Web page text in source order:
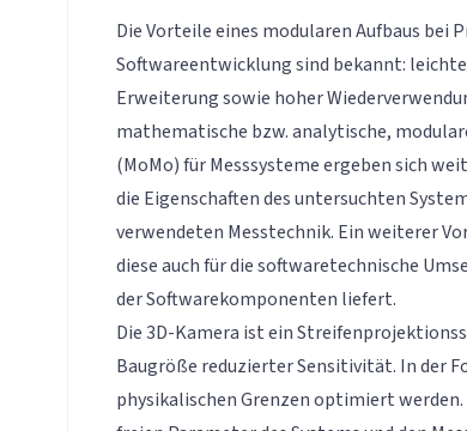
Die Vorteile eines modularen Aufbaus bei
Softwareentwicklung sind bekannt:
Erweiterung sowie hoher
mathematische bzw. analytische,
(MoMo) für Messsysteme ergeben sich
die Eigenschaften des untersuchten
verwendeten Messtechnik. Ein weiterer
diese auch für die softwaretechnische
der Softwarekomponenten liefert.
Die 3D-Kamera ist ein
Baugröße reduzierter Sensitivität. In der
physikalischen Grenzen optimiert